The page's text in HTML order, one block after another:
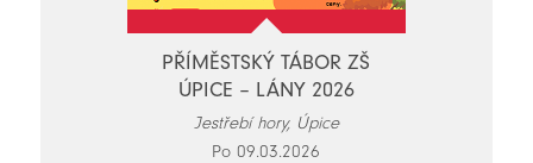
PŘÍMĚSTSKÝ TÁBOR ZŠ
ÚPICE – LÁNY 2026
Jestřebí hory, Úpice
Po 09.03.2026